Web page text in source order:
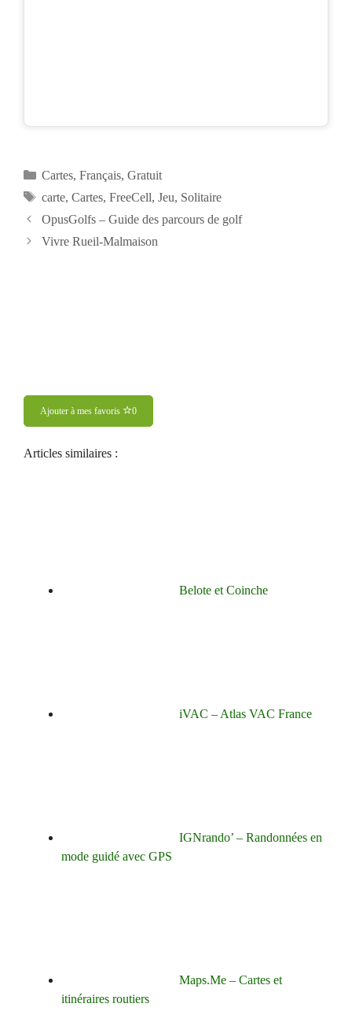
Catégories
Cartes, Français, Gratuit
Étiquettes
carte, Cartes, FreeCell, Jeu, Solitaire
Navigation
des
OpusGolfs – Guide des parcours de golf
Vivre Rueil-Malmaison
Ajouter à mes favoris 0
Articles similaires :
Belote et Coinche
iVAC – Atlas VAC France
IGNrando’ – Randonnées en
mode guidé avec GPS
Maps.Me – Cartes et
itinéraires routiers